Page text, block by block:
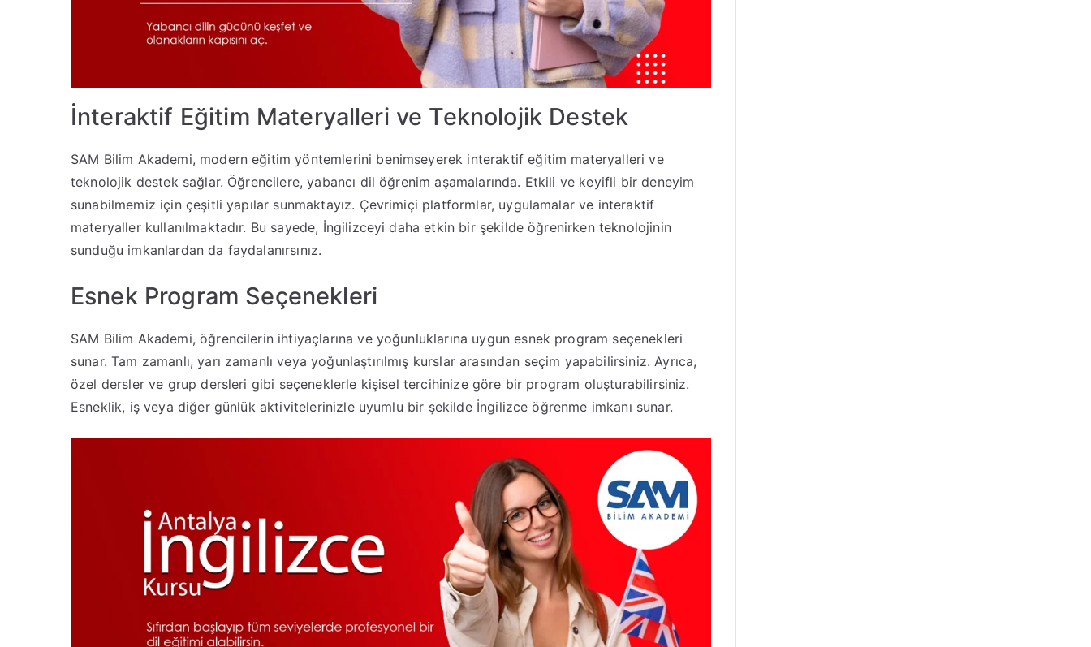
İnteraktif Eğitim Materyalleri ve Teknolojik Destek
SAM Bilim Akademi, modern eğitim yöntemlerini benimseyerek interaktif eğitim materyalleri ve
teknolojik destek sağlar. Öğrencilere, yabancı dil öğrenim aşamalarında. Etkili ve keyifli bir deneyim
sunabilmemiz için çeşitli yapılar sunmaktayız. Çevrimiçi platformlar, uygulamalar ve interaktif
materyaller kullanılmaktadır. Bu sayede, İngilizceyi daha etkin bir şekilde öğrenirken teknolojinin
sunduğu imkanlardan da faydalanırsınız.
Esnek Program Seçenekleri
SAM Bilim Akademi, öğrencilerin ihtiyaçlarına ve yoğunluklarına uygun esnek program seçenekleri
sunar. Tam zamanlı, yarı zamanlı veya yoğunlaştırılmış kurslar arasından seçim yapabilirsiniz. Ayrıca,
özel dersler ve grup dersleri gibi seçeneklerle kişisel tercihinize göre bir program oluşturabilirsiniz.
Esneklik, iş veya diğer günlük aktivitelerinizle uyumlu bir şekilde İngilizce öğrenme imkanı sunar.